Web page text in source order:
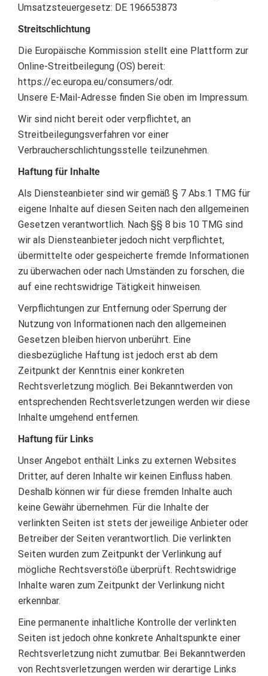
Umsatzsteuergesetz: DE 196653873
Streitschlichtung
Die Europäische Kommission stellt eine Plattform zur
Online-Streitbeilegung (OS) bereit:
https://ec.europa.eu/consumers/odr.
Unsere E-Mail-Adresse finden Sie oben im Impressum.
Wir sind nicht bereit oder verpflichtet, an
Streitbeilegungsverfahren vor einer
Verbraucherschlichtungsstelle teilzunehmen.
Haftung für Inhalte
Als Diensteanbieter sind wir gemäß § 7 Abs.1 TMG für
eigene Inhalte auf diesen Seiten nach den allgemeinen
Gesetzen verantwortlich. Nach §§ 8 bis 10 TMG sind
wir als Diensteanbieter jedoch nicht verpflichtet,
übermittelte oder gespeicherte fremde Informationen
zu überwachen oder nach Umständen zu forschen, die
auf eine rechtswidrige Tätigkeit hinweisen.
Verpflichtungen zur Entfernung oder Sperrung der
Nutzung von Informationen nach den allgemeinen
Gesetzen bleiben hiervon unberührt. Eine
diesbezügliche Haftung ist jedoch erst ab dem
Zeitpunkt der Kenntnis einer konkreten
Rechtsverletzung möglich. Bei Bekanntwerden von
entsprechenden Rechtsverletzungen werden wir diese
Inhalte umgehend entfernen.
Haftung für Links
Unser Angebot enthält Links zu externen Websites
Dritter, auf deren Inhalte wir keinen Einfluss haben.
Deshalb können wir für diese fremden Inhalte auch
keine Gewähr übernehmen. Für die Inhalte der
verlinkten Seiten ist stets der jeweilige Anbieter oder
Betreiber der Seiten verantwortlich. Die verlinkten
Seiten wurden zum Zeitpunkt der Verlinkung auf
mögliche Rechtsverstöße überprüft. Rechtswidrige
Inhalte waren zum Zeitpunkt der Verlinkung nicht
erkennbar.
Eine permanente inhaltliche Kontrolle der verlinkten
Seiten ist jedoch ohne konkrete Anhaltspunkte einer
Rechtsverletzung nicht zumutbar. Bei Bekanntwerden
von Rechtsverletzungen werden wir derartige Links